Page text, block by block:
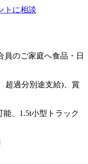
トに相談
員のご家庭へ食品・日
超過分別途支給)、賞
能、1.5t小型トラック